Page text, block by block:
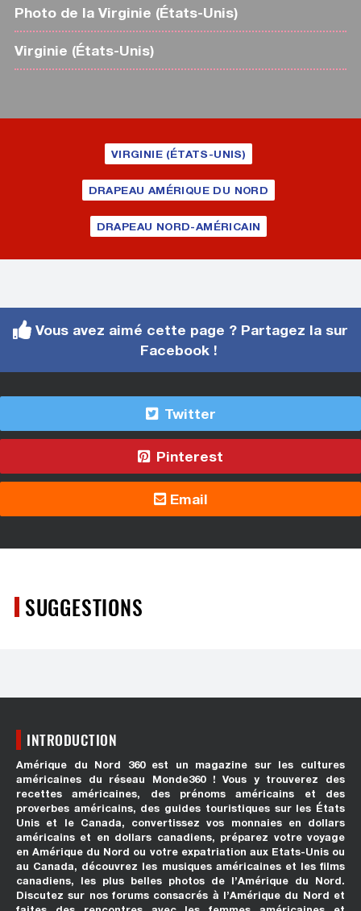
Photo de la Virginie (États-Unis)
Virginie (États-Unis)
VIRGINIE (ÉTATS-UNIS)
DRAPEAU AMÉRIQUE DU NORD
DRAPEAU NORD-AMÉRICAIN
Vous avez aimé cette page ? Partagez la sur
Facebook !
Twitter
Pinterest
Email
SUGGESTIONS
INTRODUCTION
Amérique du Nord 360 est un magazine sur les cultures
américaines du réseau Monde360 ! Vous y trouverez des
recettes américaines, des prénoms américains et des
proverbes américains, des guides touristiques sur les États
Unis et le Canada, convertissez vos monnaies en dollars
américains et en dollars canadiens, préparez votre voyage
en Amérique du Nord ou votre expatriation aux Etats-Unis ou
au Canada, découvrez les musiques américaines et les films
canadiens, les plus belles photos de l’Amérique du Nord.
Discutez sur nos forums consacrés à l’Amérique du Nord et